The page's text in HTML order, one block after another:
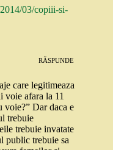
03/copiii-si-
RĂSPUNDE
care legitimeaza
voie afara la 11
voie?” Dar daca e
trebuie
trebuie invatate
public trebuie sa